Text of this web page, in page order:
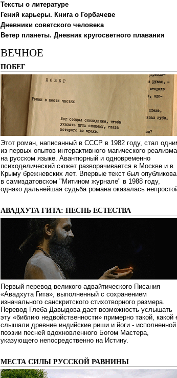
Тексты о литературе
Гений карьеры. Книга о Горбачеве
Дневники советского человека
Ветер планеты. Дневник кругосветного плавания
ВЕЧНОЕ
ПОБЕГ
Этот роман, написанный в СССР в 1982 году, стал
из первых опытов интерактивного магического реализма
на русском языке. Авантюрный и одновременно
психоделический сюжет разворачивается в Москве и в
Крыму брежневских лет. Впервые текст был
в самиздатовском "Митином журнале" в 1988 году,
однако дальнейшая судьба романа оказалась
АВАДХУТА ГИТА: ПЕСНЬ ЕСТЕСТВА
Первый перевод великого адвайтического Писания
«Авадхута Гита», выполненный с сохранением
изначального санскритского стихотворного размера.
Перевод Глеба Давыдова дает возможность услышать
эту «библию недвойственности» примерно такой, какой
слышали древние индийские риши и йоги - исполненной
поэзии песней вдохновленного Богом Мастера,
указующего непосредственно на Истину.
МЕСТА СИЛЫ РУССКОЙ РАВНИНЫ